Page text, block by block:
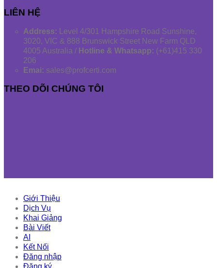
LIÊN HỆ
Address: Level 4/301 Hampshire Road Sunshine,
3020, VIC & 888 Brunswick Street New Farm QLD
4005 Australia / Hotline & Whatsapp: (+61)415 330
206
Emai: sales@profcerti.com
THEO DÕI CHÚNG TÔI
Giới Thiệu
Dịch Vụ
Khai Giảng
Bài Viết
AI
Kết Nối
Đăng nhập
Đăng ký